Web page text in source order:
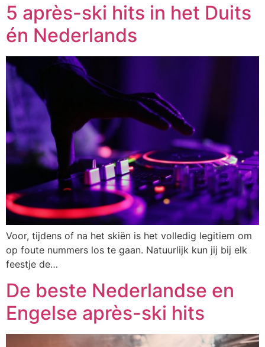
5 après-ski hits in het Duits
én Nederlands
Voor, tijdens of na het skiën is het volledig legitiem om
op foute nummers los te gaan. Natuurlijk kun jij bij elk
feestje de…
De beste Nederlandse en
Engelse après-ski hits